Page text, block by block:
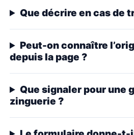
Que décrire en cas de
Peut-on connaître
depuis la page ?
Que signaler pour une
zinguerie ?